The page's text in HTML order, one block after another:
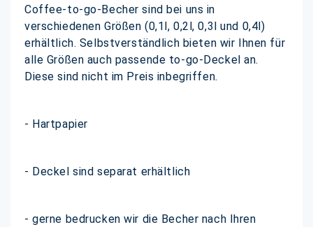
Coffee-to-go-Becher sind bei uns in
verschiedenen Größen (0,1l, 0,2l, 0,3l und 0,4l)
erhältlich. Selbstverständlich bieten wir Ihnen für
alle Größen auch passende to-go-Deckel an.
Diese sind nicht im Preis inbegriffen.
- Hartpapier
- Deckel sind separat erhältlich
- gerne bedrucken wir die Becher nach Ihren